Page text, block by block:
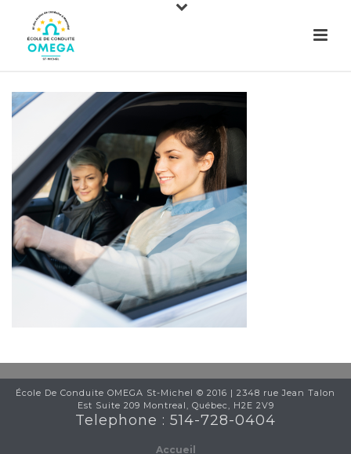
École De Conduite OMEGA St-Michel © 2016 | 2348 rue Jean Talon
Est Suite 209 Montreal, Québec, H2E 2V9
Telephone : 514-728-0404
Accueil